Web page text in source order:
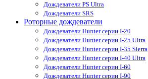
Дождеватели PS Ultra
Дождеватели SRS
Роторные дождеватели
Дождеватели Hunter серии I-20
Дождеватели Hunter серии I-25 Ultra
Дождеватели Hunter серии I-35 Sierra
Дождеватели Hunter серии I-40 Ultra
Дождеватели Hunter серии I-60
Дождеватели Hunter серии I-90